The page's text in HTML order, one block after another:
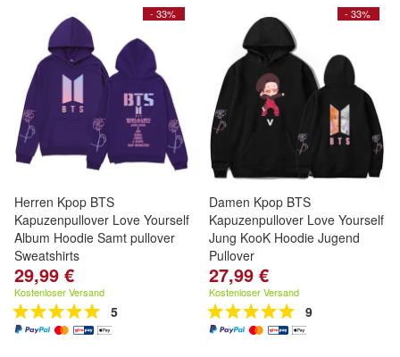
- 33%
Herren Kpop BTS
Kapuzenpullover Love Yourself
Album Hoodie Samt pullover
Sweatshirts
29,99 €
Kostenloser Versand
5
- 33%
Damen Kpop BTS
Kapuzenpullover Love Yourself
Jung KooK Hoodie Jugend
Pullover
27,99 €
Kostenloser Versand
9